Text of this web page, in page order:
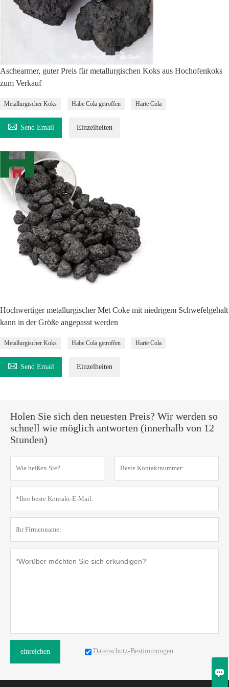
Aschearmer, guter Preis für metallurgischen Koks aus Hochofenkoks
zum Verkauf
Metallurgischer Koks Habe Cola getroffen Harte Cola
 Send Email Einzelheiten
Hochwertiger metallurgischer Met Coke mit niedrigem Schwefelgehalt
kann in der Größe angepasst werden
Metallurgischer Koks Habe Cola getroffen Harte Cola
 Send Email Einzelheiten
Holen Sie sich den neuesten Preis? Wir werden so
schnell wie möglich antworten (innerhalb von 12
Stunden)
einreichen Datenschutz-Bestimmungen
